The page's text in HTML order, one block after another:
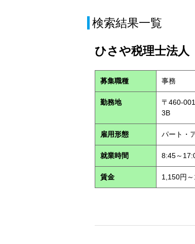
検索結果一覧
ひさや税理士法
募集職種 事務
勤務地
〒460-
3B
雇用形態 パート・
就業時間 8:45～
賃金 1,150円